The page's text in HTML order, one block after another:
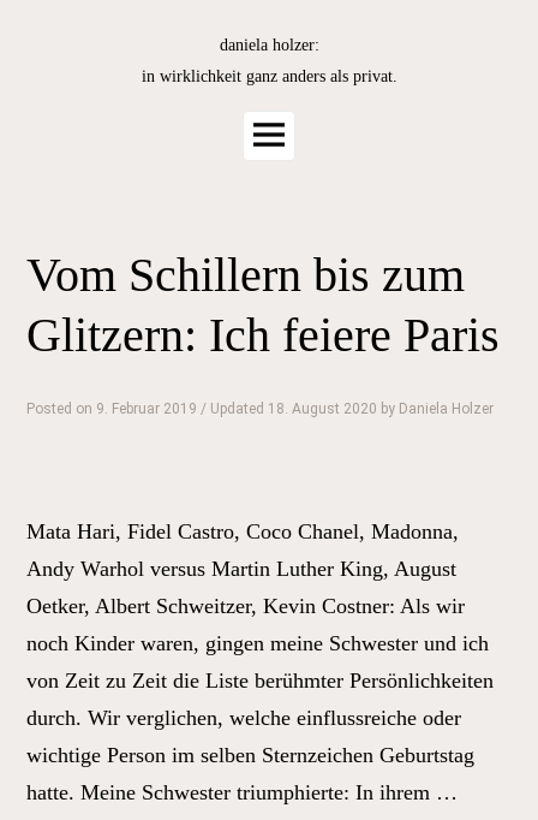
daniela holzer:
in wirklichkeit ganz anders als privat.
Main
Vom Schillern bis zum
Glitzern: Ich feiere Paris
Posted on 9. Februar 2019 / Updated 18. August 2020 by Daniela Holzer
Mata Hari, Fidel Castro, Coco Chanel, Madonna,
Andy Warhol versus Martin Luther King, August
Oetker, Albert Schweitzer, Kevin Costner: Als wir
noch Kinder waren, gingen meine Schwester und ich
von Zeit zu Zeit die Liste berühmter Persönlichkeiten
durch. Wir verglichen, welche einflussreiche oder
wichtige Person im selben Sternzeichen Geburtstag
hatte. Meine Schwester triumphierte: In ihrem …